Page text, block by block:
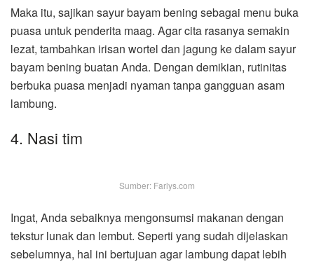
Maka itu, sajikan sayur bayam bening sebagai menu buka
puasa untuk penderita maag. Agar cita rasanya semakin
lezat, tambahkan irisan wortel dan jagung ke dalam sayur
bayam bening buatan Anda. Dengan demikian, rutinitas
berbuka puasa menjadi nyaman tanpa gangguan asam
lambung.
4. Nasi tim
Sumber: Farlys.com
Ingat, Anda sebaiknya mengonsumsi makanan dengan
tekstur lunak dan lembut. Seperti yang sudah dijelaskan
sebelumnya, hal ini bertujuan agar lambung dapat lebih